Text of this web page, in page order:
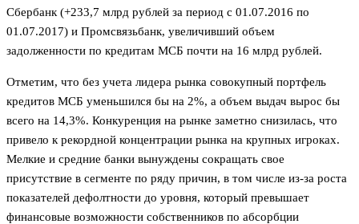
Сбербанк (+233,7 млрд рублей за период с 01.07.2016 по
01.07.2017) и Промсвязьбанк, увеличивший объем
задолженности по кредитам МСБ почти на 16 млрд рублей.
Отметим, что без учета лидера рынка совокупный портфель
кредитов МСБ уменьшился бы на 2%, а объем выдач вырос бы
всего на 14,3%. Конкуренция на рынке заметно снизилась, что
привело к рекордной концентрации рынка на крупных игроках.
Мелкие и средние банки вынуждены сокращать свое
присутствие в сегменте по ряду причин, в том числе из-за роста
показателей дефолтности до уровня, который превышает
финансовые возможности собственников по абсорбции